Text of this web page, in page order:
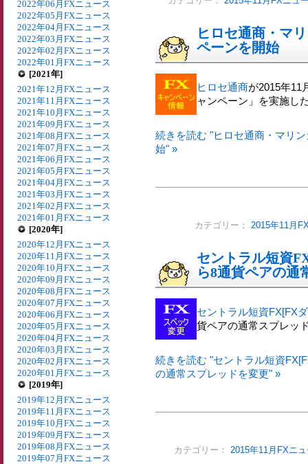
2022年06月FXニュース
2022年05月FXニュース
2022年04月FXニュース
2022年03月FXニュース
2022年02月FXニュース
2022年01月FXニュース
[2021年]
2021年12月FXニュース
2021年11月FXニュース
2021年10月FXニュース
2021年09月FXニュース
2021年08月FXニュース
2021年07月FXニュース
2021年06月FXニュース
2021年05月FXニュース
2021年04月FXニュース
2021年03月FXニュース
2021年02月FXニュース
2021年01月FXニュース
[2020年]
2020年12月FXニュース
2020年11月FXニュース
2020年10月FXニュース
2020年09月FXニュース
2020年08月FXニュース
2020年07月FXニュース
2020年06月FXニュース
2020年05月FXニュース
2020年04月FXニュース
2020年03月FXニュース
2020年02月FXニュース
2020年01月FXニュース
[2019年]
2019年12月FXニュース
2019年11月FXニュース
2019年10月FXニュース
2019年09月FXニュース
2019年08月FXニュース
2019年07月FXニュース
ヒロセ通商・マ
ペーンを開始
ヒロセ通商が2015年11
ャンペーン」を実施し
続きを読む "ヒロセ通商・マリ
始" »
カテゴリー： 2015年11月
セントラル短資
ら8通貨ペアの通
セントラル短資FX[FX
貨ペアの通常スプレッ
続きを読む "セントラル短資
の通常スプレッドを変更" »
カテゴリー： 2015年11月FXニ